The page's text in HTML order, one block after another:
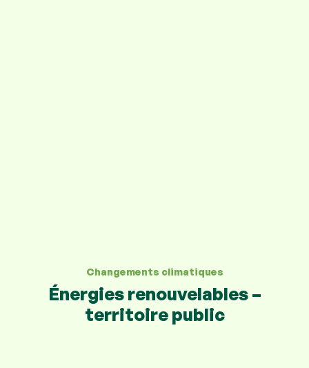
Changements climatiques
Énergies renouvelables –
territoire public